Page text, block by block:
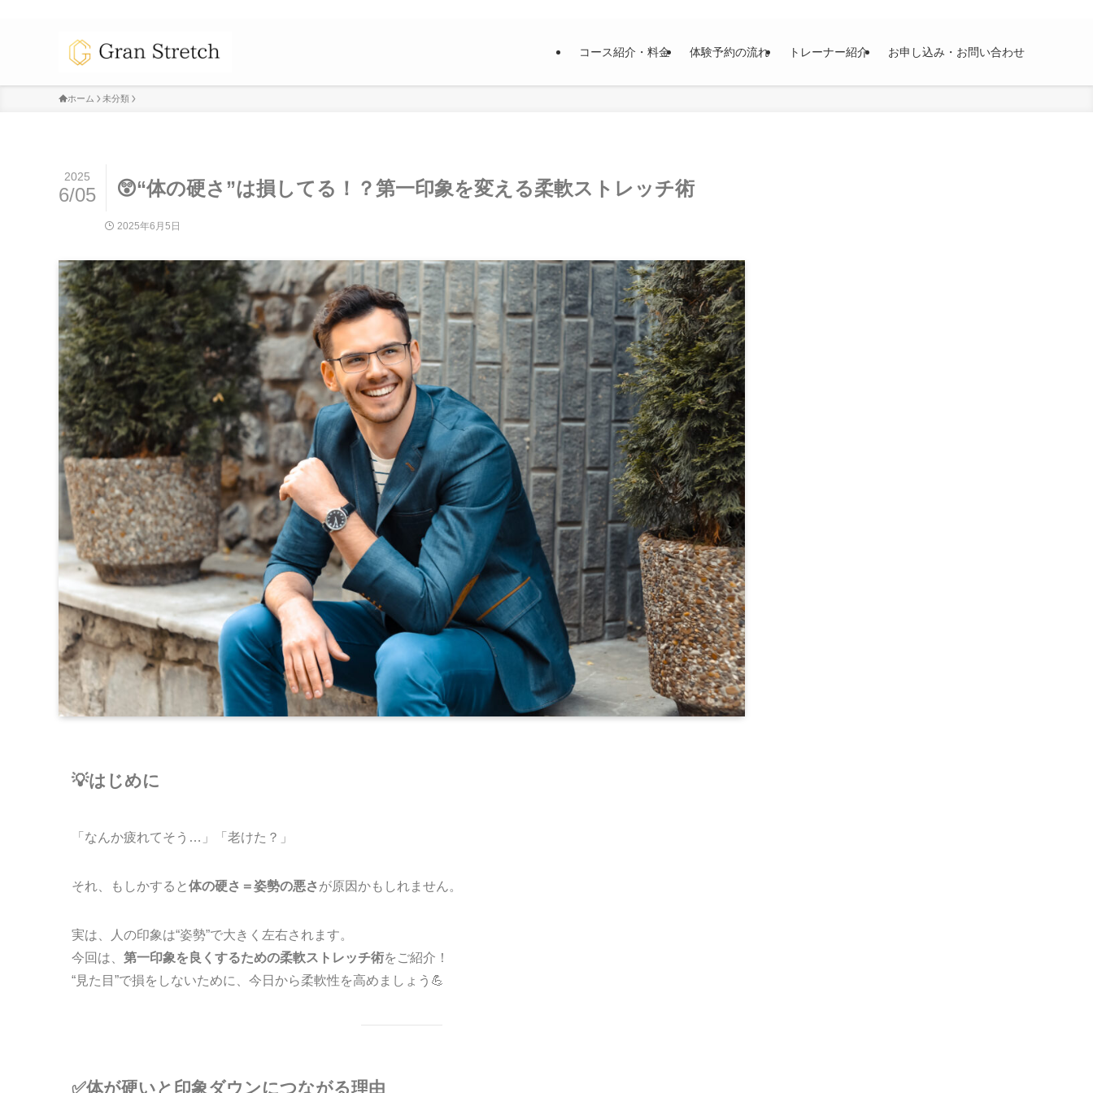
コース紹介・料金 体験予約の流れ トレーナー紹介 お申し込み・お問い合わせ
ホーム 未分類
😲“体の硬さ”は損してる！？第一印象を変える柔軟ストレッチ術
2025
6/05
2025年6月5日
💡はじめに
「なんか疲れてそう…」「老けた？」
それ、もしかすると体の硬さ＝姿勢の悪さが原因かもしれません。
実は、人の印象は“姿勢”で大きく左右されます。
今回は、 第一印象を良くするための柔軟ストレッチ術をご紹介！
“見た目”で損をしないために、今日から柔軟性を高めましょう💪
✅体が硬いと印象ダウンにつながる理由